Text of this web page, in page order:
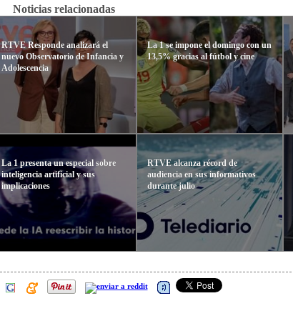
Noticias relacionadas
RTVE Responde analizará el
nuevo Observatorio de Infancia y
Adolescencia
La 1 presenta un especial sobre
inteligencia artificial y sus
implicaciones
La 1 se impone el domingo con un
13,5% gracias al fútbol y cine
RTVE alcanza récord de
audiencia en sus informativos
durante julio